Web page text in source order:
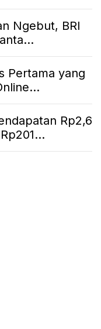
Ngebut, BRI
Pertama yang
Rp2,6